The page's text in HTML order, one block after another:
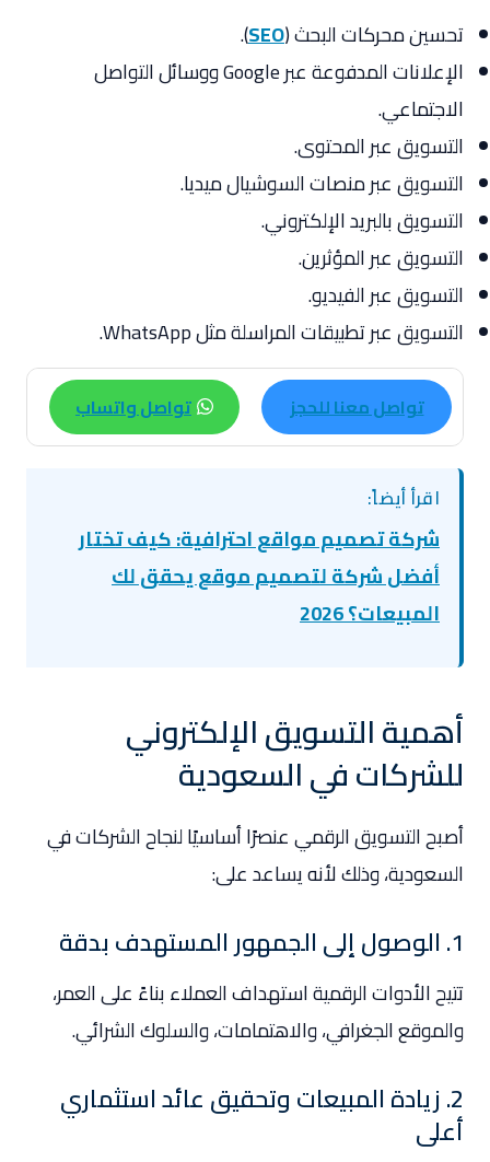
تحسين محركات البحث (SEO
).
الإعلانات المدفوعة عبر Google ووسائل التواصل
الاجتماعي.
التسويق عبر المحتوى.
التسويق عبر منصات السوشيال ميديا.
التسويق بالبريد الإلكتروني.
التسويق عبر المؤثرين.
التسويق عبر الفيديو.
التسويق عبر تطبيقات المراسلة مثل WhatsApp.
تواصل معنا للحجز تواصل واتساب
اقرأ أيضاً:
شركة تصميم مواقع احترافية: كيف تختار
أفضل شركة لتصميم موقع يحقق لك
المبيعات؟ 2026
أهمية التسويق الإلكتروني
للشركات في السعودية
أصبح التسويق الرقمي عنصرًا أساسيًا لنجاح الشركات في
السعودية، وذلك لأنه يساعد على:
1. الوصول إلى الجمهور المستهدف بدقة
تتيح الأدوات الرقمية استهداف العملاء بناءً على العمر،
والموقع الجغرافي، والاهتمامات، والسلوك الشرائي.
2. زيادة المبيعات وتحقيق عائد استثماري
أعلى